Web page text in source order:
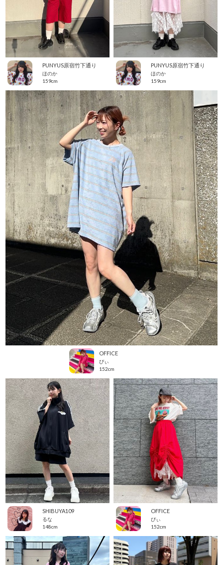
PUNYUS原宿竹下通り
ほのか
159cm
PUNYUS原宿竹下通り
ほのか
159cm
OFFICE
ぴぃ
152cm
SHIBUYA109
るな
148cm
OFFICE
ぴぃ
152cm